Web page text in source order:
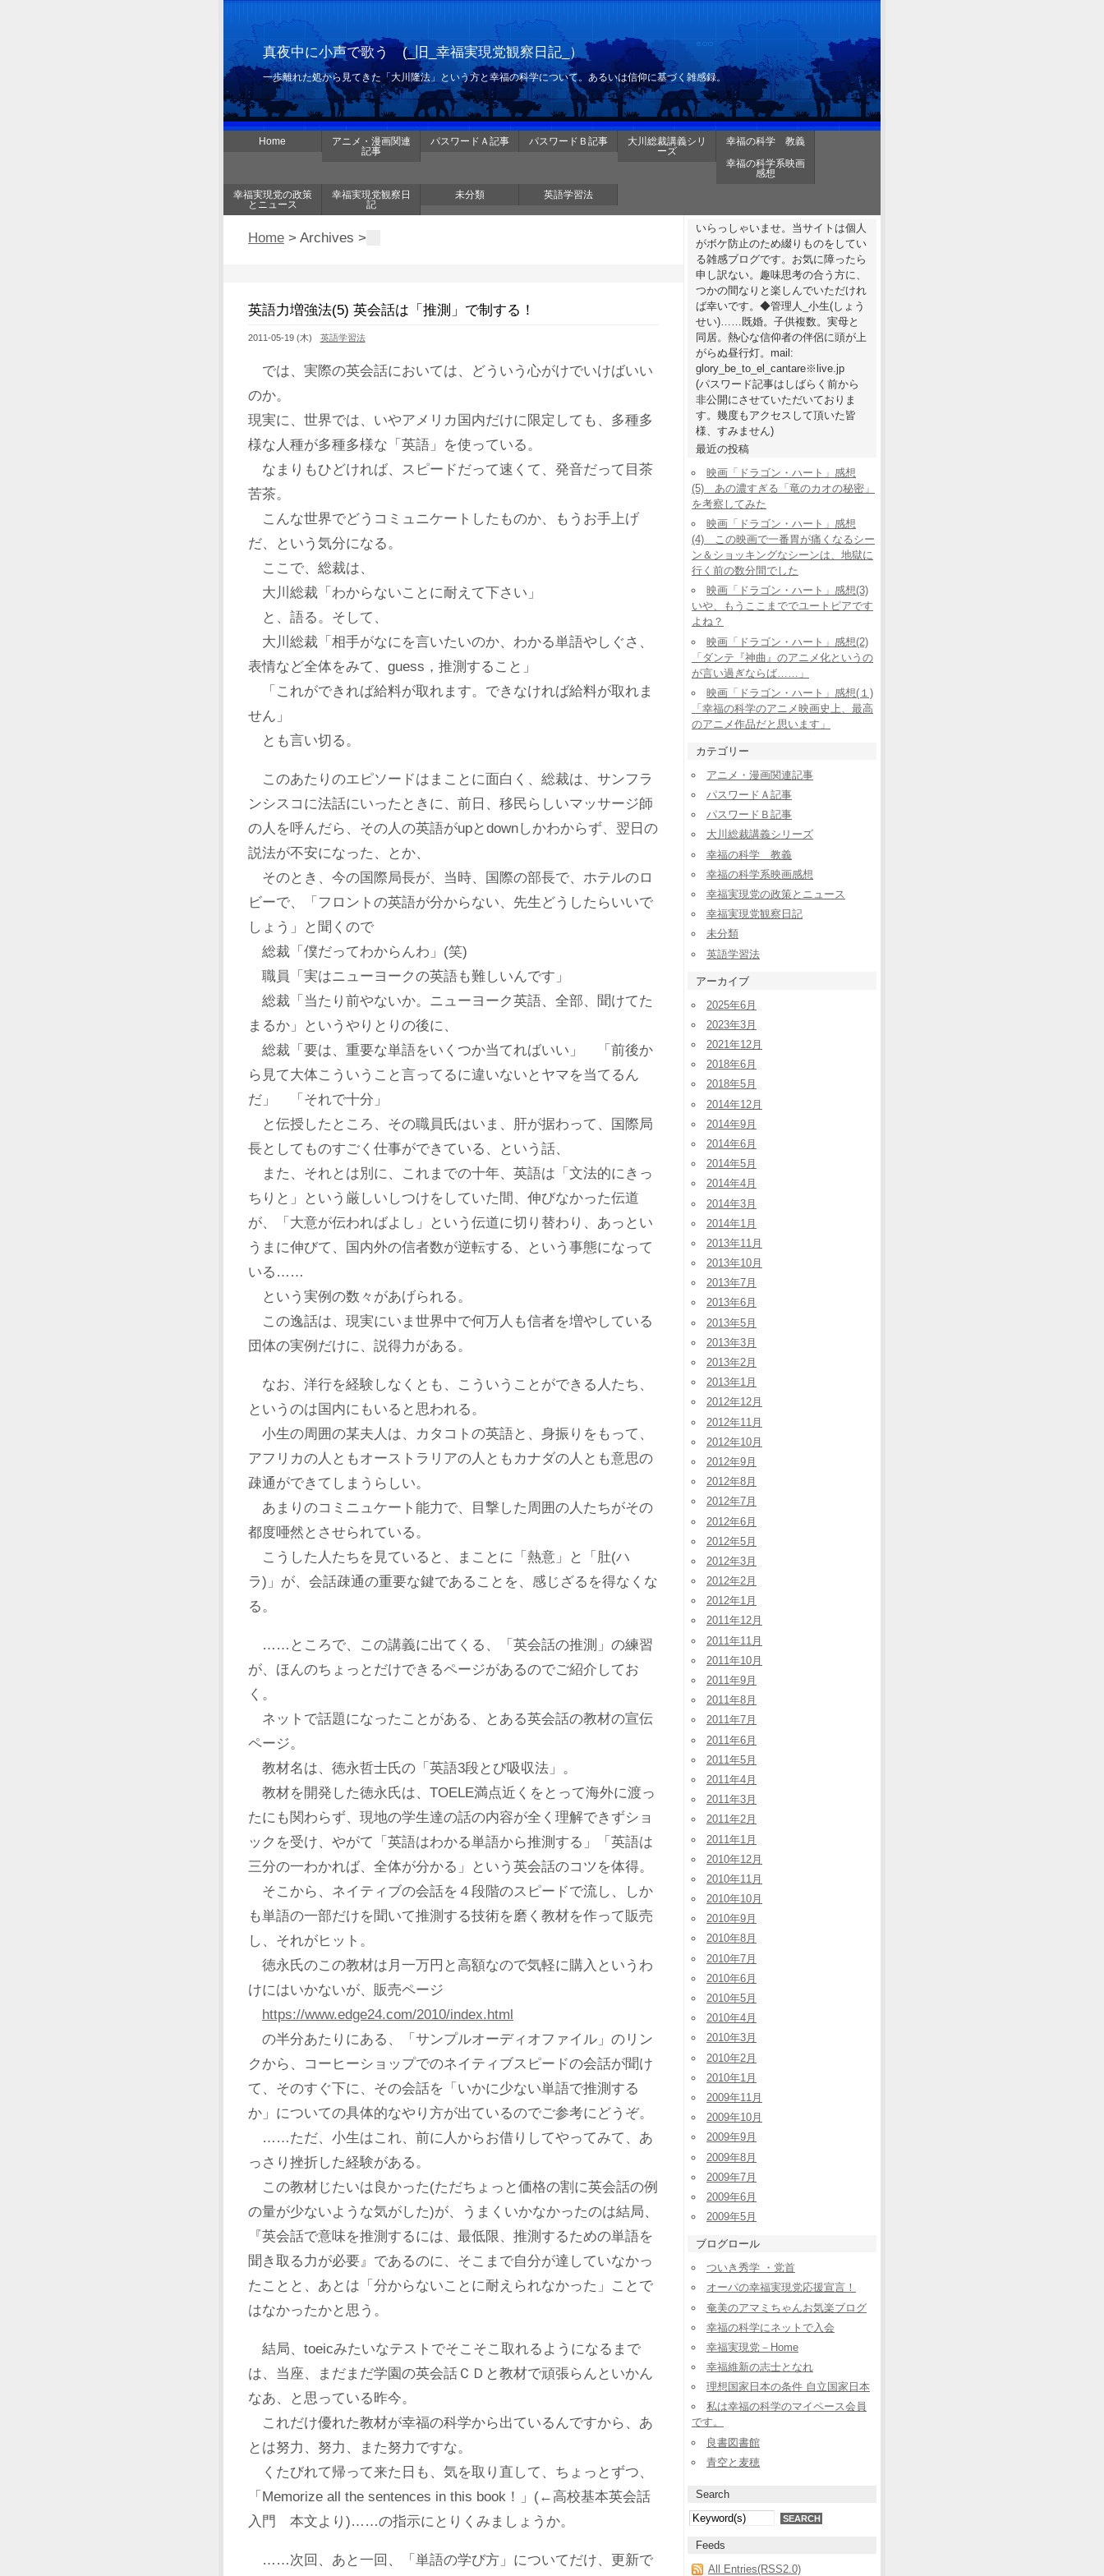
真夜中に小声で歌う (_旧_幸福実現党観察日記_）
一歩離れた処から見てきた「大川隆法」という方と幸福の科学について。あるいは信仰に基づく雑感録。
Home
アニメ・漫画関連
記事
パスワードＡ記事 パスワードＢ記事
大川総裁講義シリ
ーズ
幸福の科学 教義
幸福の科学系映画
感想
幸福実現党の政策
とニュース
幸福実現党観察日
記
未分類 英語学習法
Home > Archives >
英語力増強法(5) 英会話は「推測」で制する！
2011-05-19 (木) 英語学習法
では、実際の英会話においては、どういう心がけでいけばいい
のか。
現実に、世界では、いやアメリカ国内だけに限定しても、多種多
様な人種が多種多様な「英語」を使っている。
なまりもひどければ、スピードだって速くて、発音だって目茶
苦茶。
こんな世界でどうコミュニケートしたものか、もうお手上げ
だ、という気分になる。
ここで、総裁は、
大川総裁「わからないことに耐えて下さい」
と、語る。そして、
大川総裁「相手がなにを言いたいのか、わかる単語やしぐさ、
表情など全体をみて、guess，推測すること」
「これができれば給料が取れます。できなければ給料が取れま
せん」
とも言い切る。
このあたりのエピソードはまことに面白く、総裁は、サンフラ
ンシスコに法話にいったときに、前日、移民らしいマッサージ師
の人を呼んだら、その人の英語がupとdownしかわからず、翌日の
説法が不安になった、とか、
そのとき、今の国際局長が、当時、国際の部長で、ホテルのロ
ビーで、「フロントの英語が分からない、先生どうしたらいいで
しょう」と聞くので
総裁「僕だってわからんわ」(笑)
職員「実はニューヨークの英語も難しいんです」
総裁「当たり前やないか。ニューヨーク英語、全部、聞けてた
まるか」というやりとりの後に、
総裁「要は、重要な単語をいくつか当てればいい」 「前後か
ら見て大体こういうこと言ってるに違いないとヤマを当てるん
だ」 「それで十分」
と伝授したところ、その職員氏はいま、肝が据わって、国際局
長としてものすごく仕事ができている、という話、
また、それとは別に、これまでの十年、英語は「文法的にきっ
ちりと」という厳しいしつけをしていた間、伸びなかった伝道
が、「大意が伝わればよし」という伝道に切り替わり、あっとい
うまに伸びて、国内外の信者数が逆転する、という事態になって
いる……
という実例の数々があげられる。
この逸話は、現実にいま世界中で何万人も信者を増やしている
団体の実例だけに、説得力がある。
なお、洋行を経験しなくとも、こういうことができる人たち、
というのは国内にもいると思われる。
小生の周囲の某夫人は、カタコトの英語と、身振りをもって、
アフリカの人ともオーストラリアの人ともカナダの人とも意思の
疎通ができてしまうらしい。
あまりのコミニュケート能力で、目撃した周囲の人たちがその
都度唖然とさせられている。
こうした人たちを見ていると、まことに「熱意」と「肚(ハ
ラ)」が、会話疎通の重要な鍵であることを、感じざるを得なくな
る。
……ところで、この講義に出てくる、「英会話の推測」の練習
が、ほんのちょっとだけできるページがあるのでご紹介してお
く。
ネットで話題になったことがある、とある英会話の教材の宣伝
ページ。
教材名は、徳永哲士氏の「英語3段とび吸収法」。
教材を開発した徳永氏は、TOELE満点近くをとって海外に渡っ
たにも関わらず、現地の学生達の話の内容が全く理解できずショ
ックを受け、やがて「英語はわかる単語から推測する」「英語は
三分の一わかれば、全体が分かる」という英会話のコツを体得。
そこから、ネイティブの会話を４段階のスピードで流し、しか
も単語の一部だけを聞いて推測する技術を磨く教材を作って販売
し、それがヒット。
徳永氏のこの教材は月一万円と高額なので気軽に購入というわ
けにはいかないが、販売ページ
https://www.edge24.com/2010/index.html
の半分あたりにある、「サンプルオーディオファイル」のリン
クから、コーヒーショップでのネイティブスピードの会話が聞け
て、そのすぐ下に、その会話を「いかに少ない単語で推測する
か」についての具体的なやり方が出ているのでご参考にどうぞ。
……ただ、小生はこれ、前に人からお借りしてやってみて、あ
っさり挫折した経験がある。
この教材じたいは良かった(ただちょっと価格の割に英会話の例
の量が少ないような気がした)が、うまくいかなかったのは結局、
『英会話で意味を推測するには、最低限、推測するための単語を
聞き取る力が必要』であるのに、そこまで自分が達していなかっ
たことと、あとは「分からないことに耐えられなかった」ことで
はなかったかと思う。
結局、toeicみたいなテストでそこそこ取れるようになるまで
は、当座、まだまだ学園の英会話ＣＤと教材で頑張らんといかん
なあ、と思っている昨今。
これだけ優れた教材が幸福の科学から出ているんですから、あ
とは努力、努力、また努力ですな。
くたびれて帰って来た日も、気を取り直して、ちょっとずつ、
「Memorize all the sentences in this book！」(←高校基本英会話
入門 本文より)……の指示にとりくみましょうか。
……次回、あと一回、「単語の学び方」についてだけ、更新で
いらっしゃいませ。当サイトは個人
がボケ防止のため綴りものをしてい
る雑感ブログです。お気に障ったら
申し訳ない。趣味思考の合う方に、
つかの間なりと楽しんでいただけれ
ば幸いです。◆管理人_小生(しょう
せい)……既婚。子供複数。実母と
同居。熱心な信仰者の伴侶に頭が上
がらぬ昼行灯。mail:
glory_be_to_el_cantare※live.jp
(パスワード記事はしばらく前から
非公開にさせていただいておりま
す。幾度もアクセスして頂いた皆
様、すみません)
最近の投稿
映画「ドラゴン・ハート」感想
(5) あの濃すぎる「竜のカオの秘密」
を考察してみた
映画「ドラゴン・ハート」感想
(4) この映画で一番胃が痛くなるシー
ン＆ショッキングなシーンは、地獄に
行く前の数分間でした
映画「ドラゴン・ハート」感想(3)
いや、もうここまででユートピアです
よね？
映画「ドラゴン・ハート」感想(2)
「ダンテ『神曲』のアニメ化というの
が言い過ぎならば……」
映画「ドラゴン・ハート」感想(１)
「幸福の科学のアニメ映画史上、最高
のアニメ作品だと思います」
カテゴリー
アニメ・漫画関連記事
パスワードＡ記事
パスワードＢ記事
大川総裁講義シリーズ
幸福の科学 教義
幸福の科学系映画感想
幸福実現党の政策とニュース
幸福実現党観察日記
未分類
英語学習法
アーカイブ
2025年6月
2023年3月
2021年12月
2018年6月
2018年5月
2014年12月
2014年9月
2014年6月
2014年5月
2014年4月
2014年3月
2014年1月
2013年11月
2013年10月
2013年7月
2013年6月
2013年5月
2013年3月
2013年2月
2013年1月
2012年12月
2012年11月
2012年10月
2012年9月
2012年8月
2012年7月
2012年6月
2012年5月
2012年3月
2012年2月
2012年1月
2011年12月
2011年11月
2011年10月
2011年9月
2011年8月
2011年7月
2011年6月
2011年5月
2011年4月
2011年3月
2011年2月
2011年1月
2010年12月
2010年11月
2010年10月
2010年9月
2010年8月
2010年7月
2010年6月
2010年5月
2010年4月
2010年3月
2010年2月
2010年1月
2009年11月
2009年10月
2009年9月
2009年8月
2009年7月
2009年6月
2009年5月
ブログロール
ついき秀学 ・党首
オーパの幸福実現党応援宣言！
奄美のアマミちゃんお気楽ブログ
幸福の科学にネットで入会
幸福実現党－Home
幸福維新の志士となれ
理想国家日本の条件 自立国家日本
私は幸福の科学のマイペース会員
です。
良書図書館
青空と麦穂
Search
Feeds
All Entries(RSS2.0)